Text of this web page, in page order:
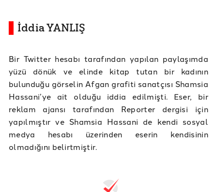
İddia YANLIŞ
Bir Twitter hesabı tarafından yapılan paylaşımda
yüzü dönük ve elinde kitap tutan bir kadının
bulunduğu görselin Afgan grafiti sanatçısı Shamsia
Hassani’ye ait olduğu iddia edilmişti. Eser, bir
reklam ajansı tarafından Reporter dergisi için
yapılmıştır ve Shamsia Hassani de kendi sosyal
medya hesabı üzerinden eserin kendisinin
olmadığını belirtmiştir.